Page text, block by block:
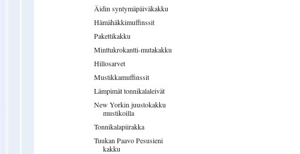
Äidin syntymäpäiväkakku
Hämähäkkimuffinssit
Pakettikakku
Minttukrokantti-mutakakku
Hillosarvet
Mustikkamuffinssit
Lämpimät tonnikalaleivät
New Yorkin juustokakku
mustikoilla
Tonnikalapiirakka
Tuukan Paavo Pesusieni
kakku